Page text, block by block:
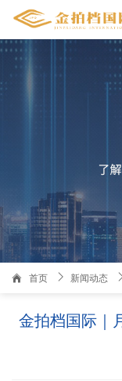
州人家园3栋1101
首页 新闻动态
金拍档国际｜